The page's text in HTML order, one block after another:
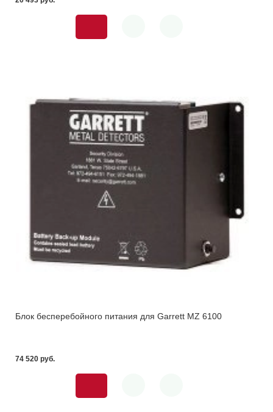
Блок бесперебойного питания для Garrett MZ 6100
74 520 pуб.